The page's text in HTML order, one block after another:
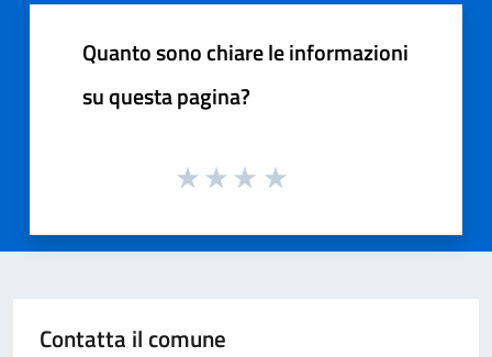
Quanto sono chiare le informazioni
su questa pagina?
Contatta il comune